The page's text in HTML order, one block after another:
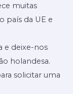
muitas
país da UE e
e deixe-nos
holandesa.
solicitar uma